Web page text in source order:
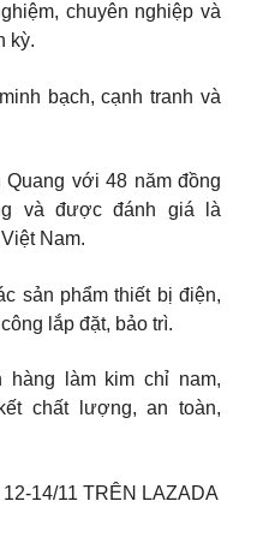
chuyên nghiệp và
kỳ.
bạch, cạnh tranh và
với 48 năm đồng
và được đánh giá là
Nam.
sản phẩm thiết bị điện,
lắp đặt, bảo trì.
hàng làm kim chỉ nam,
chất lượng, an toàn,
14/11 TRÊN LAZADA